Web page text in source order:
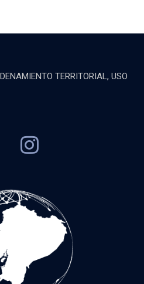
TERRITORIAL, USO